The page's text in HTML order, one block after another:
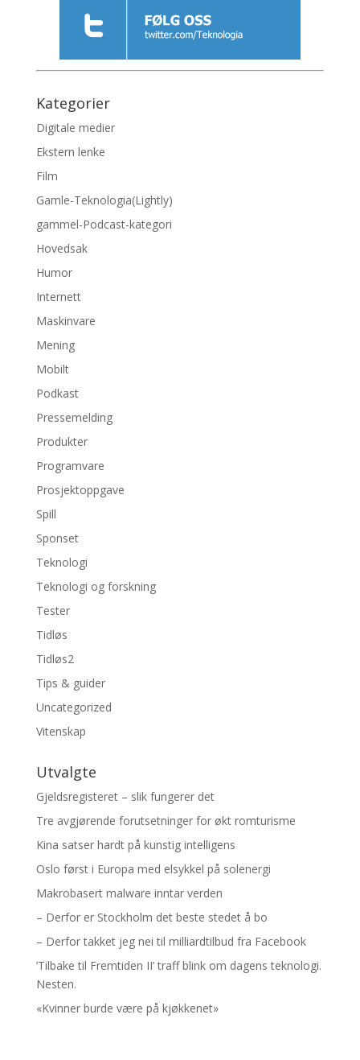
Kategorier
Digitale medier
Ekstern lenke
Film
Gamle-Teknologia(Lightly)
gammel-Podcast-kategori
Hovedsak
Humor
Internett
Maskinvare
Mening
Mobilt
Podkast
Pressemelding
Produkter
Programvare
Prosjektoppgave
Spill
Sponset
Teknologi
Teknologi og forskning
Tester
Tidløs
Tidløs2
Tips & guider
Uncategorized
Vitenskap
Utvalgte
Gjeldsregisteret – slik fungerer det
Tre avgjørende forutsetninger for økt romturisme
Kina satser hardt på kunstig intelligens
Oslo først i Europa med elsykkel på solenergi
Makrobasert malware inntar verden
– Derfor er Stockholm det beste stedet å bo
– Derfor takket jeg nei til milliardtilbud fra Facebook
’Tilbake til Fremtiden II’ traff blink om dagens teknologi.
Nesten.
«Kvinner burde være på kjøkkenet»